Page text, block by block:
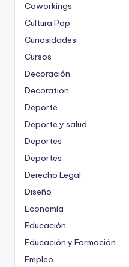
Coworkings
Cultura Pop
Curiosidades
Cursos
Decoración
Decoration
Deporte
Deporte y salud
Deportes
Deportes
Derecho Legal
Diseño
Economía
Educación
Educación y Formación
Empleo